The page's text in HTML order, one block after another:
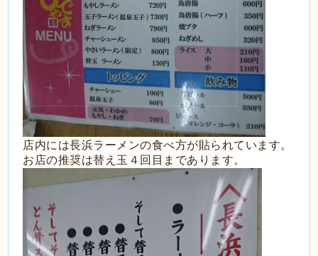
店内には長浜ラーメンの食べ方が貼られています。
お店の推奨は替え玉４回目まであります。